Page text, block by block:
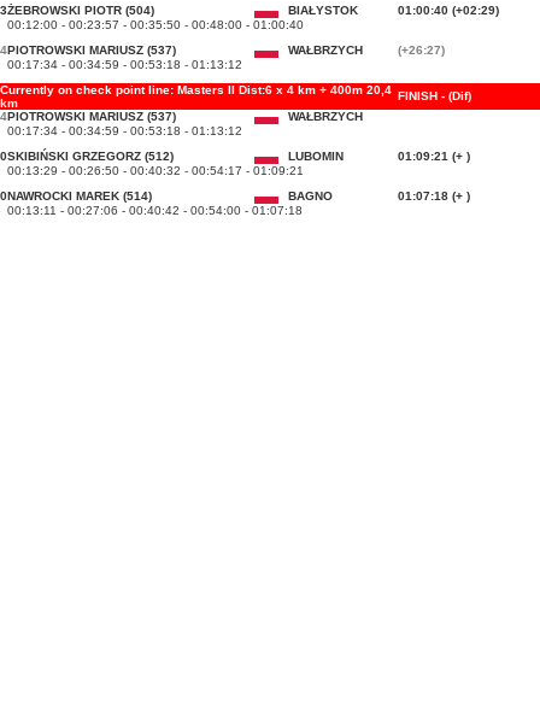
3ŻEBROWSKI PIOTR (504) BIAŁYSTOK
01:00:40 (+02:29)
00:12:00 - 00:23:57 - 00:35:50 - 00:48:00 - 01:00:40
4PIOTROWSKI MARIUSZ (537) WAŁBRZYCH
(+26:27)
00:17:34 - 00:34:59 - 00:53:18 - 01:13:12
Currently on check point line: Masters II Dist:6 x 4 km + 400m 20,4
km
FINISH - (Dif)
4PIOTROWSKI MARIUSZ (537)
WAŁBRZYCH
00:17:34 - 00:34:59 - 00:53:18 - 01:13:12
0SKIBIŃSKI GRZEGORZ (512) LUBOMIN
01:09:21 (+ )
00:13:29 - 00:26:50 - 00:40:32 - 00:54:17 - 01:09:21
0NAWROCKI MAREK (514) BAGNO
01:07:18 (+ )
00:13:11 - 00:27:06 - 00:40:42 - 00:54:00 - 01:07:18